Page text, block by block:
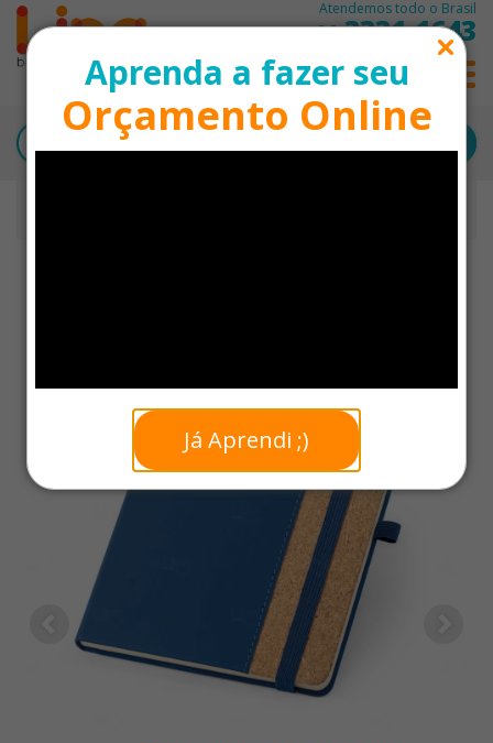
Aprenda a fazer seu
Orçamento Online
Já Aprendi ;)
Atendemos todo o Brasil
113331-1643